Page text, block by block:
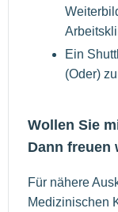
Ein
(Oder)
Wollen Sie
Dann freuen
Für nähere
Medizinischen